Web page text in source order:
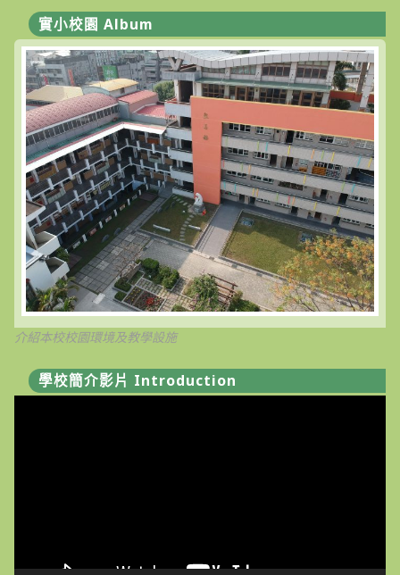
度
第
二
學
期
游
泳
教
練
招
聘
結
果〉
中
實小校園 Album
介紹本校校園環境及教學設施
學校簡介影片 Introduction